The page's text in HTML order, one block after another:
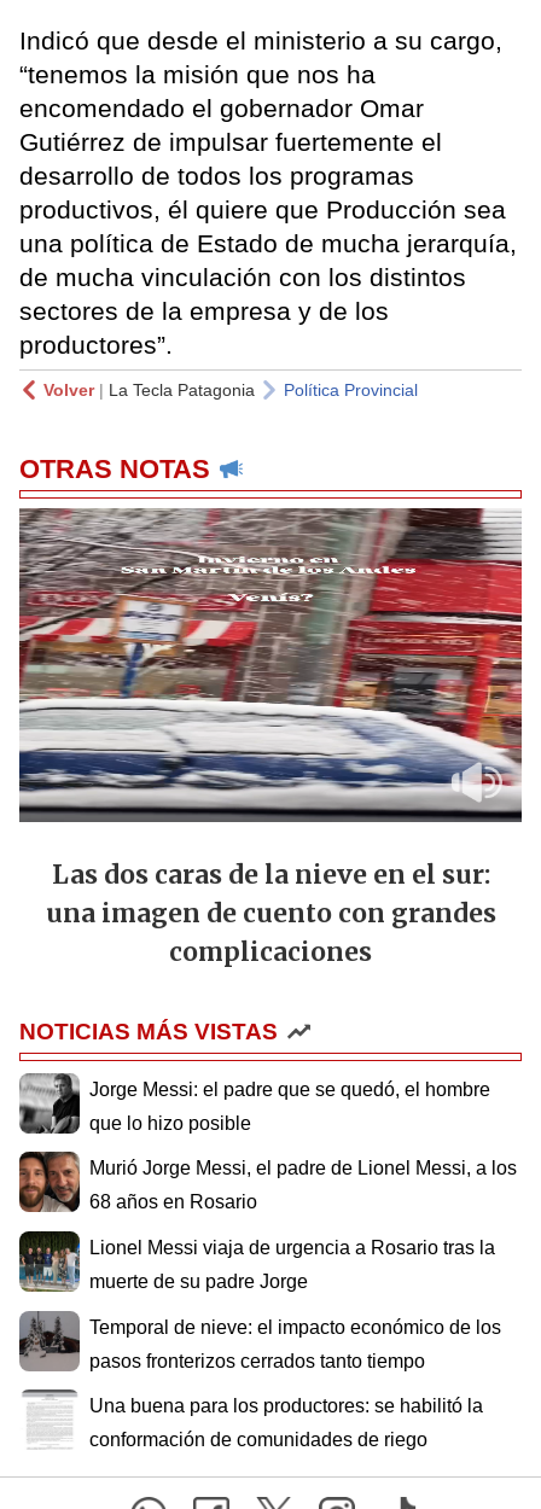
Indicó que desde el ministerio a su cargo,
“tenemos la misión que nos ha
encomendado el gobernador Omar
Gutiérrez de impulsar fuertemente el
desarrollo de todos los programas
productivos, él quiere que Producción sea
una política de Estado de mucha jerarquía,
de mucha vinculación con los distintos
sectores de la empresa y de los
productores”.
Volver| La Tecla Patagonia Política Provincial
OTRAS NOTAS
Las dos caras de la nieve en el sur:
una imagen de cuento con grandes
complicaciones
NOTICIAS MÁS VISTAS
Jorge Messi: el padre que se quedó, el hombre
que lo hizo posible
Murió Jorge Messi, el padre de Lionel Messi, a los
68 años en Rosario
Lionel Messi viaja de urgencia a Rosario tras la
muerte de su padre Jorge
Temporal de nieve: el impacto económico de los
pasos fronterizos cerrados tanto tiempo
Una buena para los productores: se habilitó la
conformación de comunidades de riego